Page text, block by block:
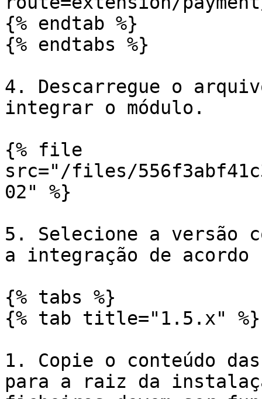
{% endtab %}
{% endtabs %}
4. Descarregue o
integrar o módulo.
{% file
src="/files/
02" %}
5. Selecione a versão
a integração de acordo
{% tabs %}
{% tab title="1.5.x" %}
1. Copie o conteúdo
para a raiz da